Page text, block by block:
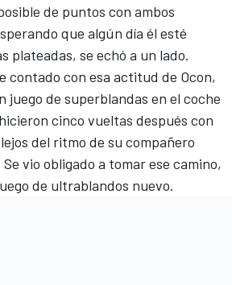
de puntos con ambos
que algún día él esté
plateadas, se echó a un lado.
contado con esa actitud de Ocon,
juego de superblandas en el coche
cinco vueltas después con
del ritmo de su compañero
vio obligado a tomar ese camino,
de ultrablandos nuevo.